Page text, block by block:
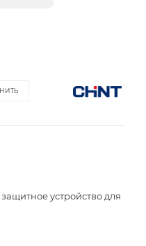
устройство для